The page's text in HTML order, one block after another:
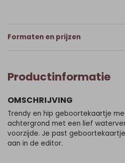
Formaten en prijzen
Productinformatie
OMSCHRIJVING
Trendy en hip geboortekaartje
achtergrond met een lief
voorzijde. Je past
aan in de editor.